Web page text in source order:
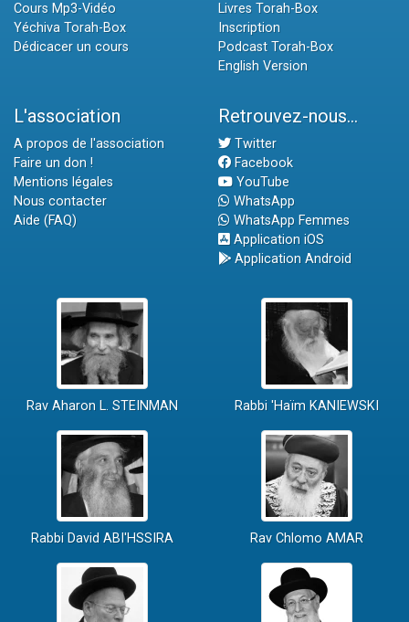
Cours Mp3-Vidéo
Yéchiva Torah-Box
Dédicacer un cours
Livres Torah-Box
Inscription
Podcast Torah-Box
English Version
L'association
A propos de l'association
Faire un don !
Mentions légales
Nous contacter
Aide (FAQ)
Retrouvez-nous...
Twitter
Facebook
YouTube
WhatsApp
WhatsApp Femmes
Application iOS
Application Android
Rav Aharon L. STEINMAN Rabbi 'Haïm KANIEWSKI
Rabbi David ABI'HSSIRA Rav Chlomo AMAR